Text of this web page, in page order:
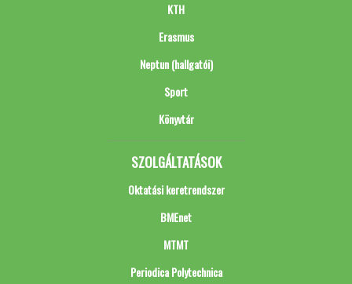
KTH
Erasmus
Neptun (hallgatói)
Sport
Könyvtár
SZOLGÁLTATÁSOK
Oktatási keretrendszer
BMEnet
MTMT
Periodica Polytechnica